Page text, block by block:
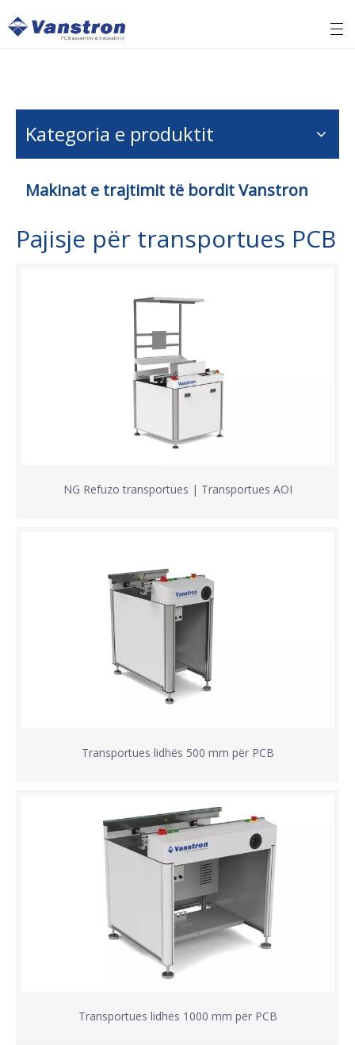
Kategoria e produktit
Makinat e trajtimit të bordit Vanstron
Pajisje për transportues PCB
NG Refuzo transportues | Transportues AOI
Transportues lidhës 500 mm për PCB
Transportues lidhës 1000 mm për PCB